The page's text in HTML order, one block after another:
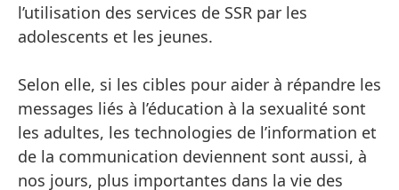
l’utilisation des services de SSR par les
adolescents et les jeunes.
Selon elle, si les cibles pour aider à répandre les
messages liés à l’éducation à la sexualité sont
les adultes, les technologies de l’information et
de la communication deviennent sont aussi, à
nos jours, plus importantes dans la vie des